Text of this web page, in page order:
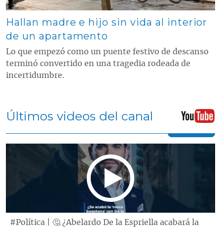
Hallan madre e hijo sin vida al interior
de un apartamento
Lo que empezó como un puente festivo de descanso
terminó convertido en una tragedia rodeada de
incertidumbre.
Últimos videos del canal
#Política | 🤔 ¿Abelardo De la Espriella acabará la